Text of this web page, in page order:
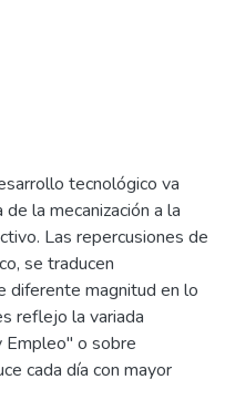
tecnológico va
la mecanización a la
Las repercusiones de
se traducen
diferente magnitud en lo
reflejo la variada
Empleo" o sobre
cada día con mayor